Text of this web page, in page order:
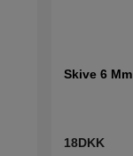
Skive 6
18DKK